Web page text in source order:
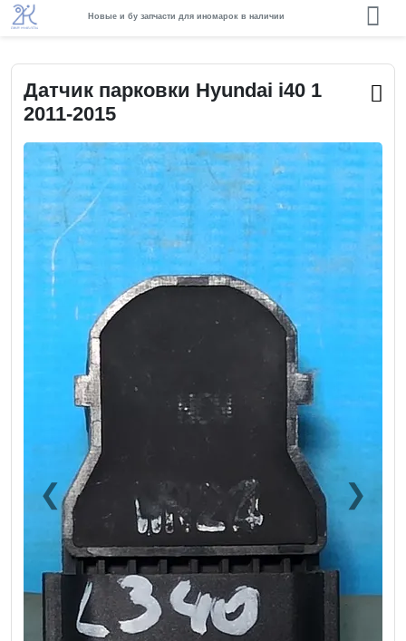
Новые и бу запчасти для иномарок в наличии
Датчик парковки Hyundai i40 1
2011-2015
❮
Previous ❯Next